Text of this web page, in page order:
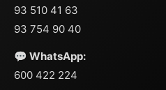
93 510 41 63
93 754 90 40
💬 WhatsApp:
600 422 224